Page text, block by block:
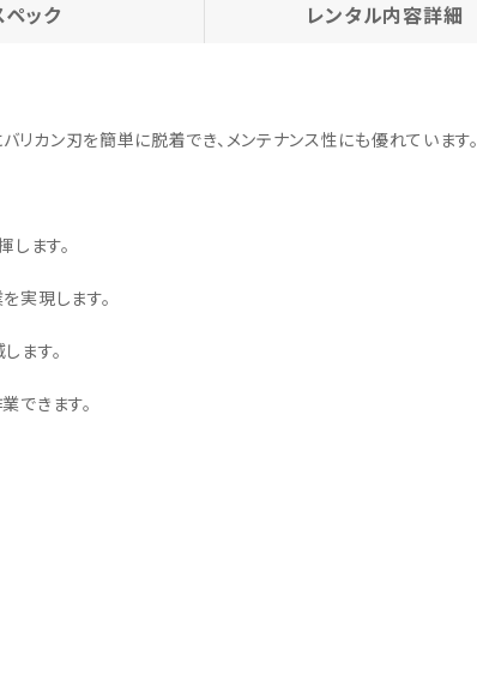
ペック レンタル内容詳細
カン刃を簡単に脱着でき、メンテナンス性にも優れています。
ます。
実現します。
ます。
できます。